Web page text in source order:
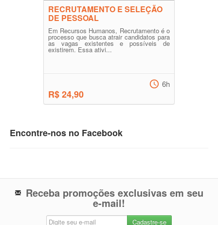
RECRUTAMENTO E SELEÇÃO
DE PESSOAL
Em Recursos Humanos, Recrutamento é o
processo que busca atrair candidatos para
as vagas existentes e possíveis de
existirem. Essa ativi...
R$ 24,90
6h
Encontre-nos no Facebook
Receba promoções exclusivas em seu
e-mail!